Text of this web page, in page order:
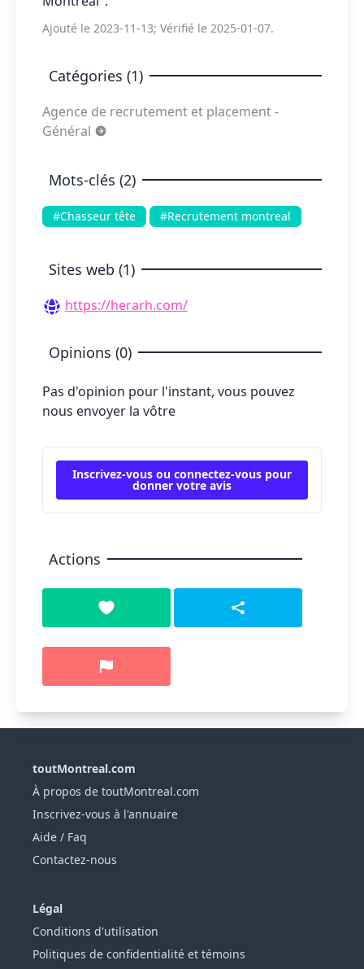
Ajouté le 2023-11-13; Vérifié le 2025-01-07.
Catégories (1)
Agence de recrutement et placement -
Général
Mots-clés (2)
#Chasseur tête #Recrutement montreal
Sites web (1)
https://herarh.com/
Opinions (0)
Pas d'opinion pour l'instant, vous pouvez
nous envoyer la vôtre
Inscrivez-vous ou connectez-vous pour
donner votre avis
Actions
toutMontreal.com
À propos de toutMontreal.com
Inscrivez-vous à l'annuaire
Aide / Faq
Contactez-nous
Légal
Conditions d'utilisation
Politiques de confidentialité et témoins